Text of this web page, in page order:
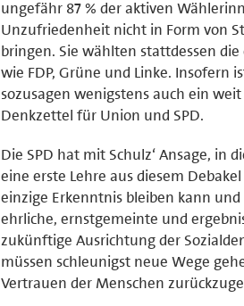
ungefähr 87 % der aktiven
Unzufriedenheit nicht in Form von
bringen. Sie wählten stattdessen
wie FDP, Grüne und Linke. Insofern
sozusagen wenigstens auch ein
Denkzettel für Union und SPD.
Die SPD hat mit Schulz‘ Ansage, in
eine erste Lehre aus diesem
einzige Erkenntnis bleiben kann
ehrliche, ernstgemeinte und
zukünftige Ausrichtung der
müssen schleunigst neue Wege
Vertrauen der Menschen